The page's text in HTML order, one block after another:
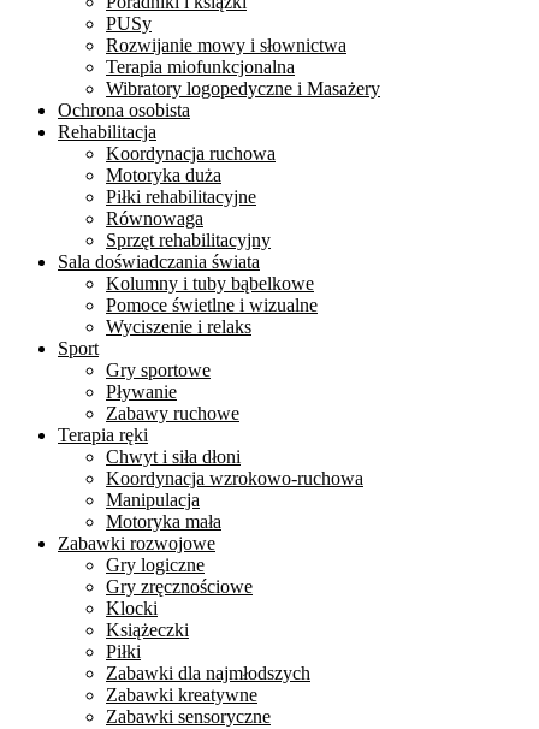
PUSy
Rozwijanie mowy i słownictwa
Terapia miofunkcjonalna
Wibratory logopedyczne i Masażery
Ochrona osobista
Rehabilitacja
Koordynacja ruchowa
Motoryka duża
Piłki rehabilitacyjne
Równowaga
Sprzęt rehabilitacyjny
Sala doświadczania świata
Kolumny i tuby bąbelkowe
Pomoce świetlne i wizualne
Wyciszenie i relaks
Sport
Gry sportowe
Pływanie
Zabawy ruchowe
Terapia ręki
Chwyt i siła dłoni
Koordynacja wzrokowo-ruchowa
Manipulacja
Motoryka mała
Zabawki rozwojowe
Gry logiczne
Gry zręcznościowe
Klocki
Książeczki
Piłki
Zabawki dla najmłodszych
Zabawki kreatywne
Zabawki sensoryczne